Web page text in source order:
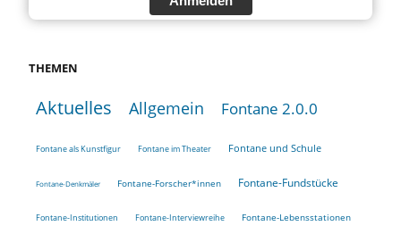
THEMEN
Aktuelles Allgemein Fontane 2.0.0
Fontane als Kunstfigur Fontane im Theater Fontane und Schule
Fontane-Denkmäler Fontane-Forscher*innen Fontane-Fundstücke
Fontane-Institutionen Fontane-Interviewreihe Fontane-Lebensstationen